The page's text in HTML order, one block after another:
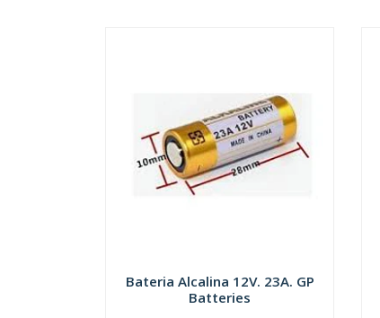
Bateria Alcalina 12V. 23A. GP
Batteries